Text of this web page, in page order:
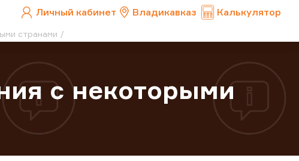
Личный кабинет Владикавказ Калькулятор
странами
с некоторыми